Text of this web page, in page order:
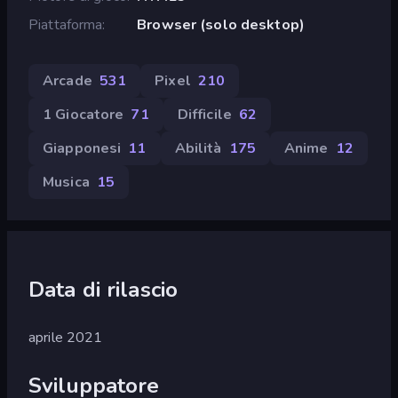
Piattaforma
Browser (solo desktop)
Arcade 531 Pixel 210
1 Giocatore 71 Difficile 62
Giapponesi 11 Abilità 175 Anime 12
Musica 15
Data di rilascio
aprile 2021
Sviluppatore